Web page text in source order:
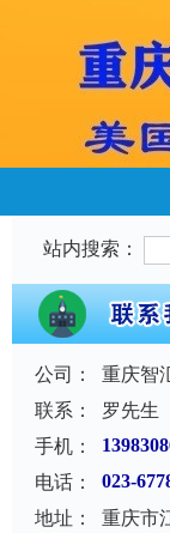
站内搜索：
公司：
重庆智
联系：
罗先生
手机：
电话： 023-
地址：
重庆市